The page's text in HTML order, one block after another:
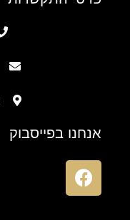
אנחנו בפייסבוק